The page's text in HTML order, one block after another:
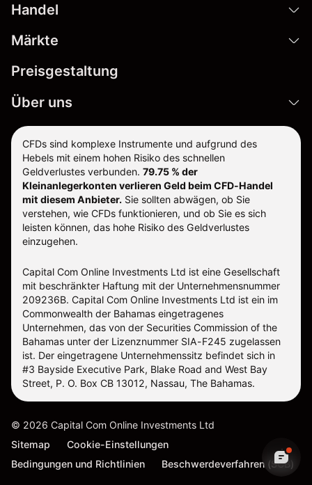
Handel
Märkte
Preisgestaltung
Über uns
CFDs sind komplexe Instrumente und aufgrund des
Hebels mit einem hohen Risiko des schnellen
Geldverlustes verbunden. 79.75 % der
Kleinanlegerkonten verlieren Geld beim CFD-Handel
mit diesem Anbieter. Sie sollten abwägen, ob Sie
verstehen, wie CFDs funktionieren, und ob Sie es sich
leisten können, das hohe Risiko des Geldverlustes
einzugehen.
Capital Com Online Investments Ltd ist eine Gesellschaft
mit beschränkter Haftung mit der Unternehmensnummer
209236B. Capital Com Online Investments Ltd ist ein im
Commonwealth der Bahamas eingetragenes
Unternehmen, das von der Securities Commission of the
Bahamas unter der Lizenznummer SIA-F245 zugelassen
ist. Der eingetragene Unternehmenssitz befindet sich in
#3 Bayside Executive Park, Blake Road and West Bay
Street, P. O. Box CB 13012, Nassau, The Bahamas.
© 2026 Capital Com Online Investments Ltd
Sitemap
Cookie-Einstellungen
Bedingungen und Richtlinien
Beschwerdeverfahren (SCB)